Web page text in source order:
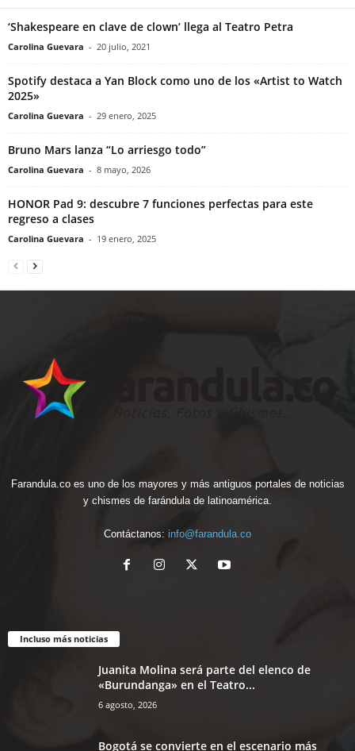
‘Shakespeare en clave de clown’ llega al Teatro Petra
Carolina Guevara - 20 julio, 2021
Spotify destaca a Yan Block como uno de los «Artist to Watch
2025»
Carolina Guevara - 29 enero, 2025
Bruno Mars lanza “Lo arriesgo todo”
Carolina Guevara - 8 mayo, 2026
HONOR Pad 9: descubre 7 funciones perfectas para este
regreso a clases
Carolina Guevara - 19 enero, 2025
Farandula.co es uno de los mayores y más antiguos portales de noticias
y chismes de farándula de latinoamérica.
Contáctanos: info@farandula.co
Incluso más noticias
Juanita Molina será parte del elenco de
«Burundanga» en el Teatro...
6 agosto, 2026
Bogotá se convierte en el escenario más